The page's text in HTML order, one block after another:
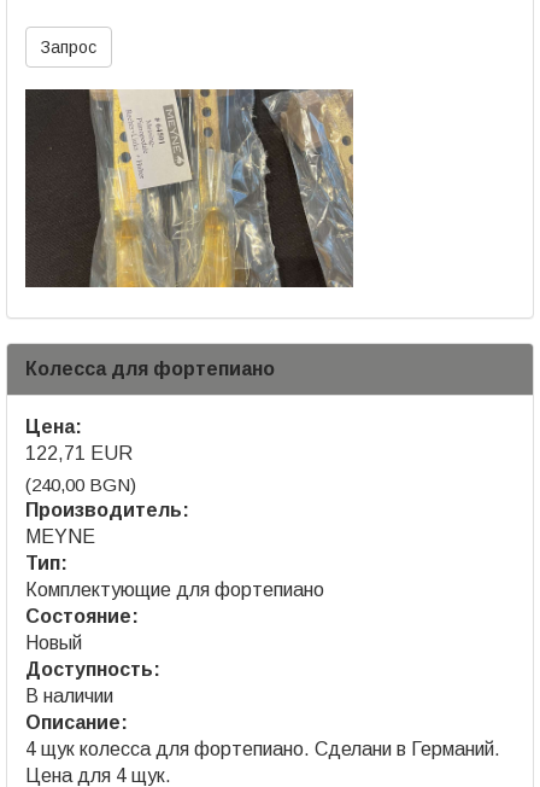
Запрос
Колесса для фортепиано
Цена:
122,71 EUR
(240,00 BGN)
Производитель:
MEYNE
Тип:
Комплектующие для фортепиано
Состояние:
Новый
Доступность:
В наличии
Описание:
4 щук колесса для фортепиано. Сделани в Германий.
Цена для 4 щук.